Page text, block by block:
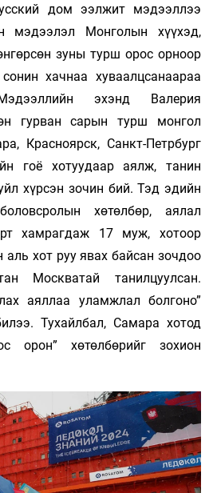
дом ээлжит мэдээллээ
мэдээлэл Монголын хүүхэд,
зуны турш орос орноор
хачнаа хуваалцсанаараа
эхэнд Валерия
гурван сарын турш монгол
Красноярск, Санкт-Петрбург
гоё хотуудаар аялж, танин
хүрсэн зочин бий. Тэд эдийн
хөтөлбөр, аялал
хамрагдаж 17 муж, хотоор
хот руу явах байсан зочдоо
Москватай танилцуулсан.
аяллаа уламжлал болгоно”
Тухайлбал, Самара хотод
орон” хөтөлбөрийг зохион